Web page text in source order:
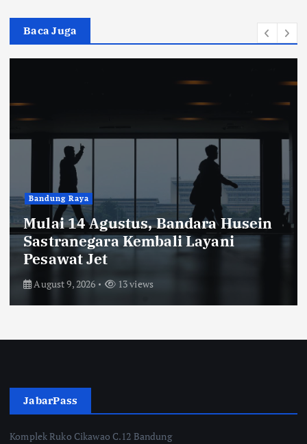
Baca Juga
Bandung Raya
Mulai 14 Agustus, Bandara Husein
Sastranegara Kembali Layani
Pesawat Jet
August 9, 2026 13 views
JabarPass
Komplek Ruko Cikawao C.12 Bandung